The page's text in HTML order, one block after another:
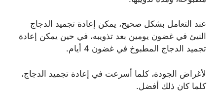
عند التعامل بشكل صحيح، يمكن إعادة تجميد الدجاج
النيئ في غضون يومين بعد تذويبه، في حين يمكن إعادة
تجميد الدجاج المطبوخ في غضون 4 أيام.
لأغراض الجودة، كلما أسرعت في إعادة تجميد الدجاج،
كلما كان ذلك أفضل.